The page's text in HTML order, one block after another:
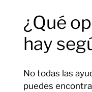
¿Qué
hay
No todas las
puedes